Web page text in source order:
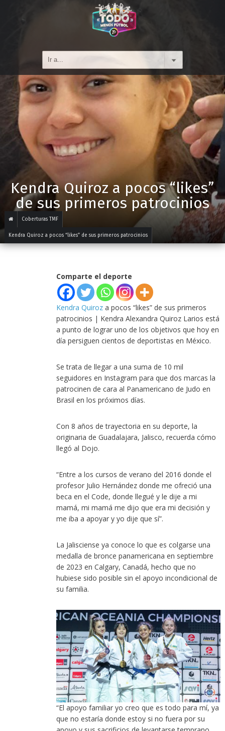
Kendra Quiroz a pocos “likes”
de sus primeros patrocinios
Coberturas TMF
Kendra Quiroz a pocos “likes” de sus primeros patrocinios
Comparte el deporte
Kendra Quiroz a pocos “likes” de sus primeros
patrocinios | Kendra Alexandra Quiroz Larios está
a punto de lograr uno de los objetivos que hoy en
día persiguen cientos de deportistas en México.
Se trata de llegar a una suma de 10 mil
seguidores en Instagram para que dos marcas la
patrocinen de cara al Panamericano de Judo en
Brasil en los próximos días.
Con 8 años de trayectoria en su deporte, la
originaria de Guadalajara, Jalisco, recuerda cómo
llegó al Dojo.
“Entre a los cursos de verano del 2016 donde el
profesor Julio Hernández donde me ofreció una
beca en el Code, donde llegué y le dije a mi
mamá, mi mamá me dijo que era mi decisión y
me iba a apoyar y yo dije que sí”.
La Jalisciense ya conoce lo que es colgarse una
medalla de bronce panamericana en septiembre
de 2023 en Calgary, Canadá, hecho que no
hubiese sido posible sin el apoyo incondicional de
su familia.
“El apoyo familiar yo creo que es todo para mí, ya
que no estaría donde estoy si no fuera por su